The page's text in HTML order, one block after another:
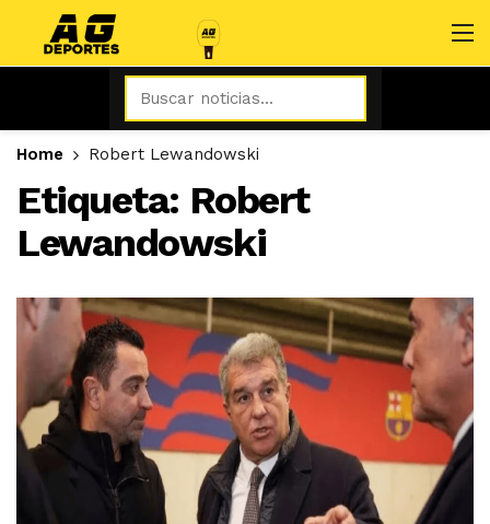
Home Robert Lewandowski
Etiqueta: Robert
Lewandowski